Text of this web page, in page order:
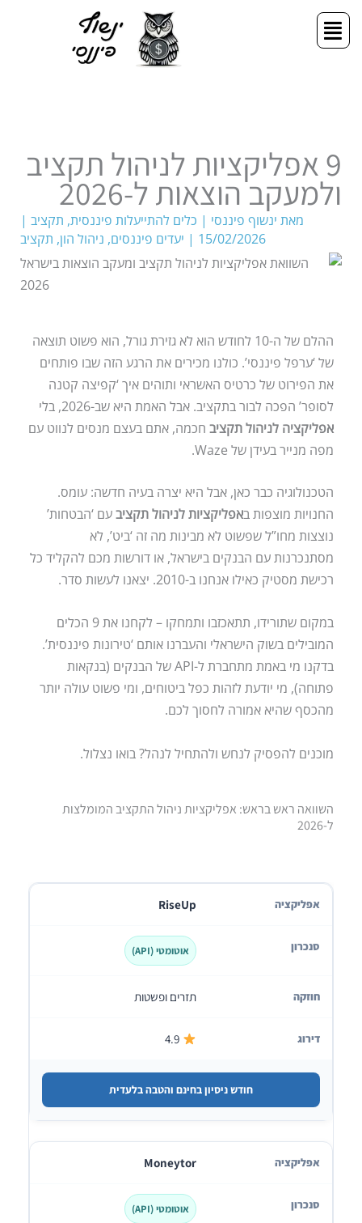
דילוג
לתוכןתפריט
9 אפליקציות לניהול תקציב
ולמעקב הוצאות ל-2026
מאת ינשוף פיננסי | כלים להתייעלות פיננסית, תקציב |
15/02/2026
| יעדים פיננסים, ניהול הון, תקציב
ההלם של ה-10 לחודש הוא לא גזירת גורל, הוא פשוט תוצאה
של ‘ערפל פיננסי’. כולנו מכירים את הרגע הזה שבו פותחים
את הפירוט של כרטיס האשראי ותוהים איך ‘קפיצה קטנה
לסופר’ הפכה לבור בתקציב. אבל האמת היא שב-2026, בלי
אפליקציה לניהול תקציבחכמה, אתם בעצם מנסים לנווט עם
מפה מנייר בעידן של Waze.
הטכנולוגיה כבר כאן, אבל היא יצרה בעיה חדשה: עומס.
החנויות מוצפות באפליקציות לניהול תקציבעם ‘הבטחות’
נוצצות מחו”ל שפשוט לא מבינות מה זה ‘ביט’, לא
מסתנכרנות עם הבנקים בישראל, או דורשות מכם להקליד כל
רכישת מסטיק כאילו אנחנו ב-2010. יצאנו לעשות סדר.
במקום שתורידו, תתאכזבו ותמחקו – לקחנו את 9 הכלים
המובילים בשוק הישראלי והעברנו אותם ‘טירונות פיננסית’.
בדקנו מי באמת מתחברת ל-API של הבנקים (בנקאות
פתוחה), מי יודעת לזהות כפל ביטוחים, ומי פשוט עולה יותר
מהכסף שהיא אמורה לחסוך לכם.
מוכנים להפסיק לנחש ולהתחיל לנהל? בואו נצלול.
השוואה ראש בראש: אפליקציות ניהול התקציב המומלצות
ל-2026
RiseUp
אוטומטי (API)
תזרים ופשטות
חודש ניסיון בחינם והטבה בלעדית
Moneytor
אוטומטי (API)